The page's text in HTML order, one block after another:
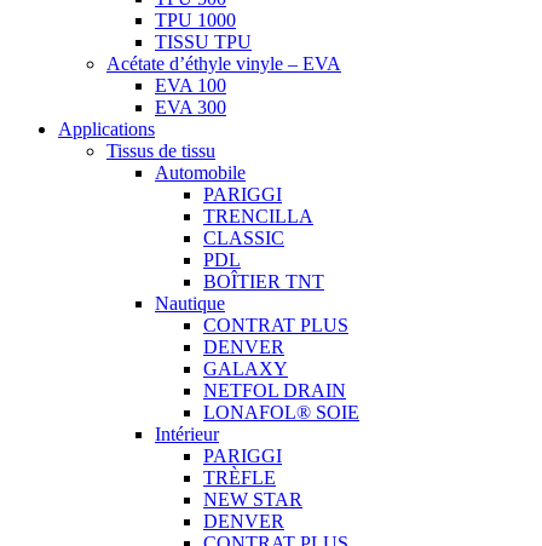
TPU 1000
TISSU TPU
Acétate d’éthyle vinyle – EVA
EVA 100
EVA 300
Applications
Tissus de tissu
Automobile
PARIGGI
TRENCILLA
CLASSIC
PDL
BOÎTIER TNT
Nautique
CONTRAT PLUS
DENVER
GALAXY
NETFOL DRAIN
LONAFOL® SOIE
Intérieur
PARIGGI
TRÈFLE
NEW STAR
DENVER